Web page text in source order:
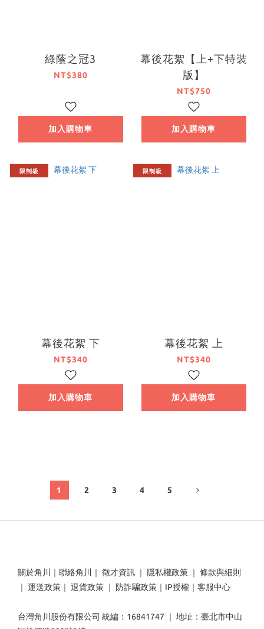
綠蔭之冠3
NT$380
加入購物車
幕後花絮【上+下特裝
版】
NT$750
加入購物車
限制級
幕後花絮 下
NT$340
加入購物車
限制級
幕後花絮 上
NT$340
加入購物車
1 2 3 4 5
關於角川 ｜ 聯絡角川 ｜ 徵才資訊 ｜ 隱私權政策 ｜ 條款與細則
｜ 運送政策 ｜ 退貨政策 ｜ 防詐騙政策 ｜ IP授權 ｜ 客服中心
台灣角川股份有限公司 統編：16841747 ｜ 地址：臺北市中山